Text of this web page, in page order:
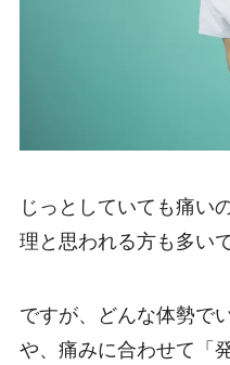
じっとしていても痛い
理と思われる方も多い
ですが、どんな体勢で
や、痛みに合わせて「